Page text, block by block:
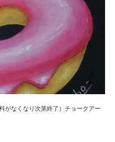
なくなり次第終了）チョークアー